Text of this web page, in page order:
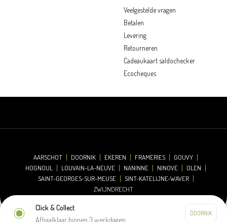
Click & Collect
Afhaalklaar binnen 3 werkdagen
Veelgestelde vragen
Betalen
Levering
Retourneren
Cadeaukaart saldochecker
Ecocheques
AARSCHOT DOORNIK EKEREN FRAMERIES
GOUVY
HOGNOUL
LOUVAIN-LA-NEUVE NANINNE NINOVE
OLEN
SAINT-GEORGES-SUR-MEUSE
SINT-KATELIJNE-WAVER
ZWIJNDRECHT